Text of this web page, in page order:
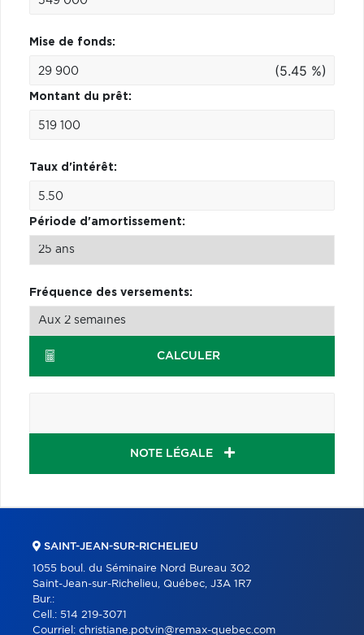
Mise de fonds:
(5.45 %)
Montant du prêt:
Taux d'intérêt:
Période d'amortissement:
Fréquence des versements:
CALCULER
NOTE LÉGALE
SAINT-JEAN-SUR-RICHELIEU
1055 boul. du Séminaire Nord Bureau 302
Saint-Jean-sur-Richelieu, Québec, J3A 1R7
Bur.:
Cell.: 514 219-3071
Courriel: christiane.potvin@remax-quebec.com